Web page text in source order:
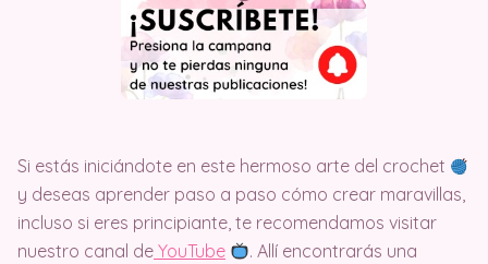
Si estás iniciándote en este hermoso arte del crochet
y deseas aprender paso a paso cómo crear maravillas,
incluso si eres principiante, te recomendamos visitar
nuestro canal de YouTube
. Allí encontrarás una